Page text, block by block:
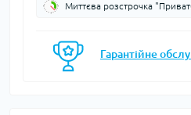
Миттєва розстрочка
Гарантійне